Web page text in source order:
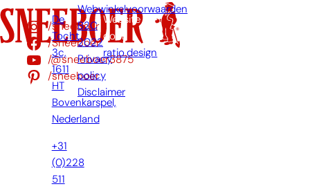
/sneeboer
/Sneeboer
/@sneeboer3875
/sneeboer
De
Tocht
3c,
1611
HT
Bovenkarspel,
Nederland
+31
(0)228
511
Webwinkelvoorwaarden
B2C
2022
Privacy
policy
Disclaimer
Website
door:
ratio.design